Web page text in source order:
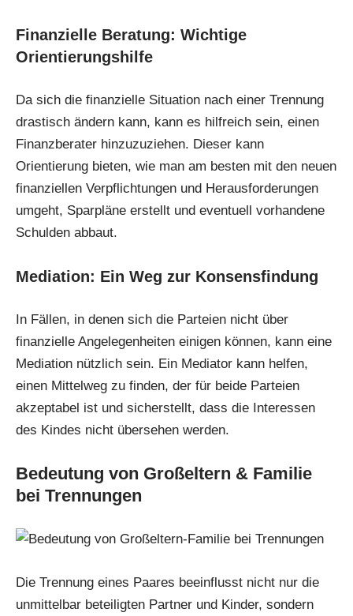
Finanzielle Beratung: Wichtige
Orientierungshilfe
Da sich die finanzielle Situation nach einer Trennung
drastisch ändern kann, kann es hilfreich sein, einen
Finanzberater hinzuzuziehen. Dieser kann
Orientierung bieten, wie man am besten mit den neuen
finanziellen Verpflichtungen und Herausforderungen
umgeht, Sparpläne erstellt und eventuell vorhandene
Schulden abbaut.
Mediation: Ein Weg zur Konsensfindung
In Fällen, in denen sich die Parteien nicht über
finanzielle Angelegenheiten einigen können, kann eine
Mediation nützlich sein. Ein Mediator kann helfen,
einen Mittelweg zu finden, der für beide Parteien
akzeptabel ist und sicherstellt, dass die Interessen
des Kindes nicht übersehen werden.
Bedeutung von Großeltern & Familie
bei Trennungen
Die Trennung eines Paares beeinflusst nicht nur die
unmittelbar beteiligten Partner und Kinder, sondern